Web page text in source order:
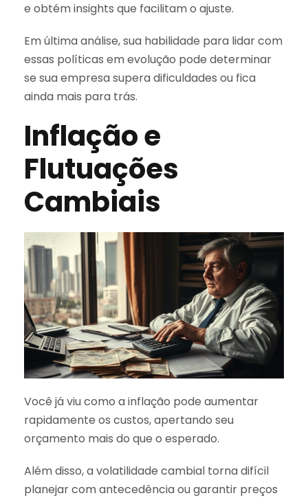
e obtém insights que facilitam o ajuste.
Em última análise, sua habilidade para lidar com
essas políticas em evolução pode determinar
se sua empresa supera dificuldades ou fica
ainda mais para trás.
Inflação e
Flutuações
Cambiais
Você já viu como a inflação pode aumentar
rapidamente os custos, apertando seu
orçamento mais do que o esperado.
Além disso, a volatilidade cambial torna difícil
planejar com antecedência ou garantir preços